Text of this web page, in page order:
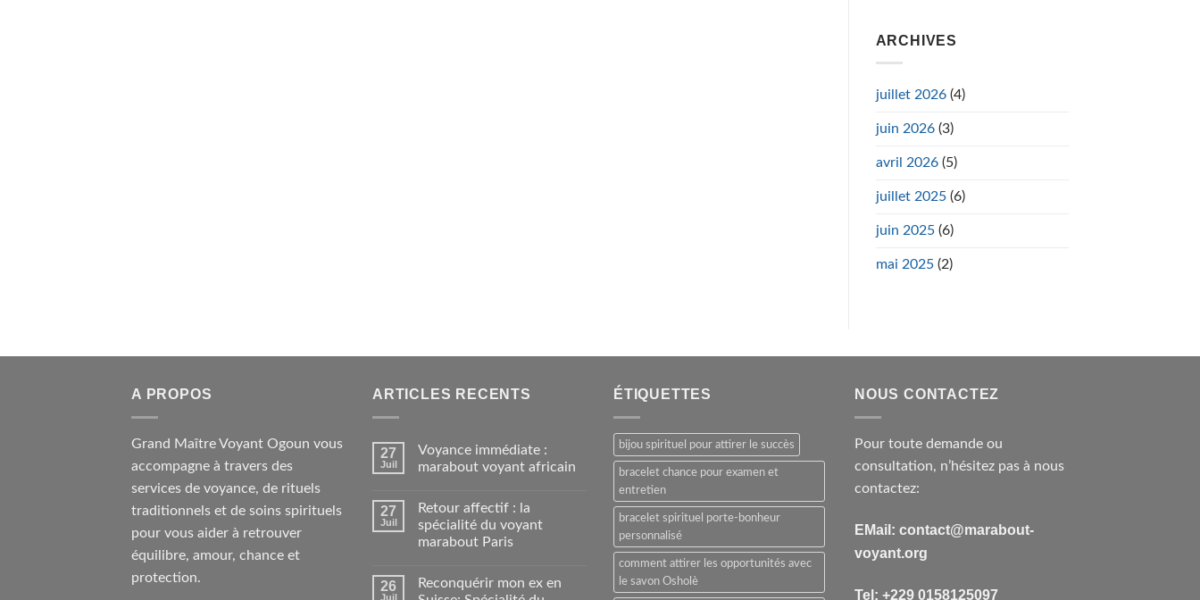
ARCHIVES
juillet 2026(4)
juin 2026(3)
avril 2026(5)
juillet 2025(6)
juin 2025(6)
mai 2025(2)
A PROPOS
Grand Maître Voyant Ogoun vous
accompagne à travers des
services de voyance, de rituels
traditionnels et de soins spirituels
pour vous aider à retrouver
équilibre, amour, chance et
protection.
ARTICLES RECENTS
27
Juil
Voyance immédiate :
marabout voyant africain
27
Juil
Retour affectif : la
spécialité du voyant
marabout Paris
26
Juil
Reconquérir mon ex en
ÉTIQUETTES
bijou spirituel pour attirer le succès
bracelet chance pour examen et
entretien
bracelet spirituel porte-bonheur
personnalisé
comment attirer les opportunités avec
le savon Osholè
NOUS CONTACTEZ
Pour toute demande ou
consultation, n’hésitez pas à nous
contactez:
EMail: contact@marabout-
voyant.org
Tel: +229 0158125097